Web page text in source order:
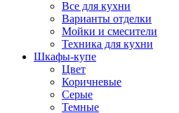
Все для кухни
Варианты отделки
Мойки и смесители
Техника для кухни
Шкафы-купе
Цвет
Коричневые
Серые
Темные